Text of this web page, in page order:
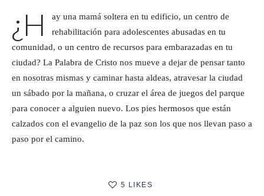
¿H
ay una mamá soltera en tu edificio, un centro de
rehabilitación para adolescentes abusadas en tu
comunidad, o un centro de recursos para embarazadas en tu
ciudad? La Palabra de Cristo nos mueve a dejar de pensar tanto
en nosotras mismas y caminar hasta aldeas, atravesar la ciudad
un sábado por la mañana, o cruzar el área de juegos del parque
para conocer a alguien nuevo. Los pies hermosos que están
calzados con el evangelio de la paz son los que nos llevan paso a
paso por el camino.
5 LIKES